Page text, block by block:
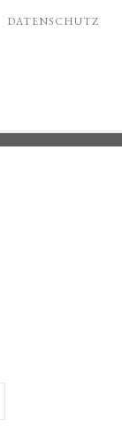
DATENSCHUTZ